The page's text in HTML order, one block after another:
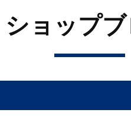
ショップ